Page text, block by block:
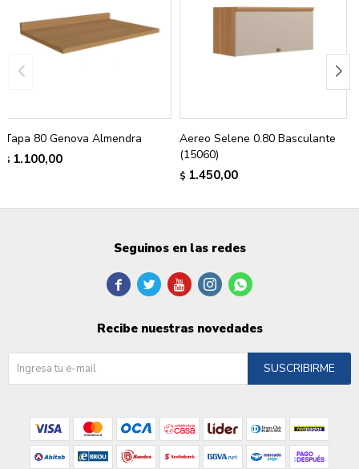
Tapa 80 Genova Almendra
$ 1.100,00
Aereo Selene 0.80 Basculante
(15060)
$ 1.450,00
Seguinos en las redes
    
Recibe nuestras novedades
SUSCRIBIRME